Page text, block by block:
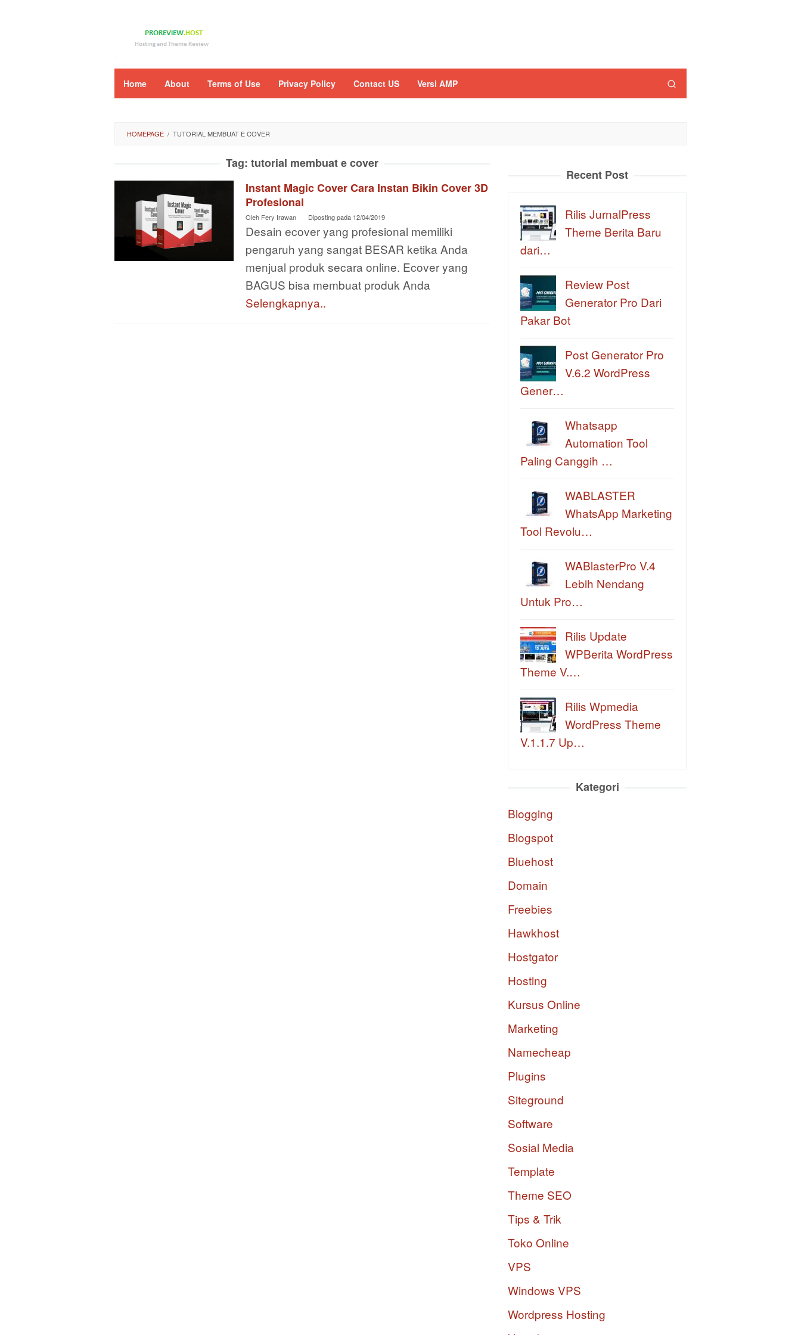
Home About Terms of Use Privacy Policy Contact US Versi AMP
HOMEPAGE / TUTORIAL MEMBUAT E COVER
Tag: tutorial membuat e cover
Instant Magic Cover Cara Instan Bikin Cover 3D
Profesional
Oleh Fery Irawan Diposting pada 12/04/2019
Desain ecover yang profesional memiliki
pengaruh yang sangat BESAR ketika Anda
menjual produk secara online. Ecover yang
BAGUS bisa membuat produk Anda
Selengkapnya..
Recent Post
Rilis JurnalPress
Theme Berita Baru
dari…
Review Post
Generator Pro Dari
Pakar Bot
Post Generator Pro
V.6.2 WordPress
Gener…
Whatsapp
Automation Tool
Paling Canggih …
WABLASTER
WhatsApp Marketing
Tool Revolu…
WABlasterPro V.4
Lebih Nendang
Untuk Pro…
Rilis Update
WPBerita WordPress
Theme V.…
Rilis Wpmedia
WordPress Theme
V.1.1.7 Up…
Kategori
Blogging
Blogspot
Bluehost
Domain
Freebies
Hawkhost
Hostgator
Hosting
Kursus Online
Marketing
Namecheap
Plugins
Siteground
Software
Sosial Media
Template
Theme SEO
Tips & Trik
Toko Online
VPS
Windows VPS
Wordpress Hosting